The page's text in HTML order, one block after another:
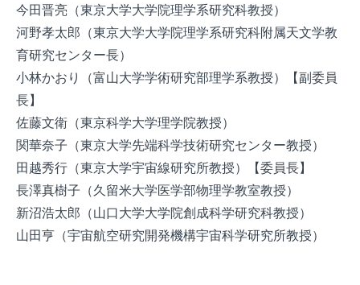
今田晋亮（東京大学大学院理学系研究科教授）
河野孝太郎（東京大学大学院理学系研究科附属天文学教
育研究センター長）
小林かおり（富山大学学術研究部理学系教授）【副委員
長】
佐藤文衛（東京科学大学理学院教授）
関華奈子（東京大学先端科学技術研究センター教授）
田越秀行（東京大学宇宙線研究所教授）【委員長】
長澤真樹子（久留米大学医学部物理学教室教授）
新沼浩太郎（山口大学大学院創成科学研究科教授）
山田亨（宇宙航空研究開発機構宇宙科学研究所教授）